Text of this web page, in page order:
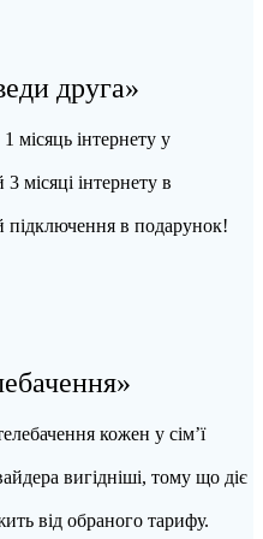
друга»
місяць інтернету у
місяці інтернету в
підключення в подарунок!
кожен у сім’ї
вигідніші, тому що діє
від обраного тарифу.